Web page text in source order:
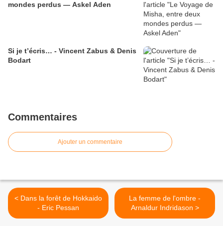
mondes perdus — Askel Aden
Si je t’écris… - Vincent Zabus & Denis
Bodart
Commentaires
Ajouter un commentaire
< Dans la forêt de Hokkaido
- Eric Pessan
La femme de l'ombre -
Arnaldur Indridason >